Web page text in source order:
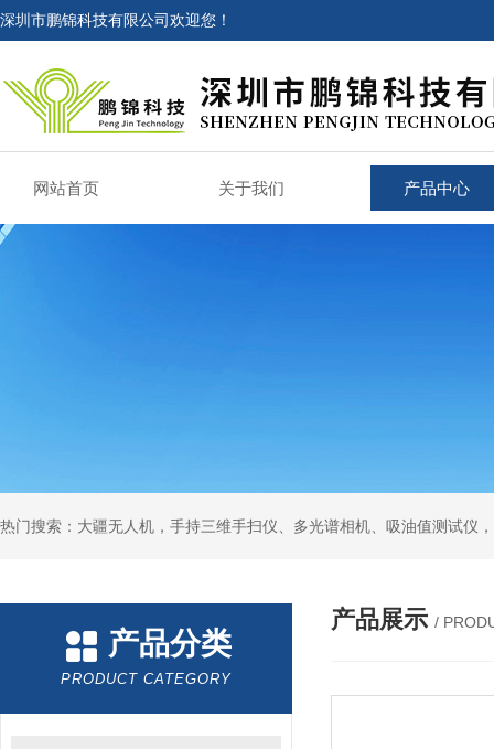
深圳市鹏锦科技有限公司欢迎您！
网站首页 关于我们 产品中心
热门搜索：大疆无人机，手持三维手扫仪、多光谱相机、吸油值测试仪
产品分类
PRODUCT CATEGORY
产品展示 /